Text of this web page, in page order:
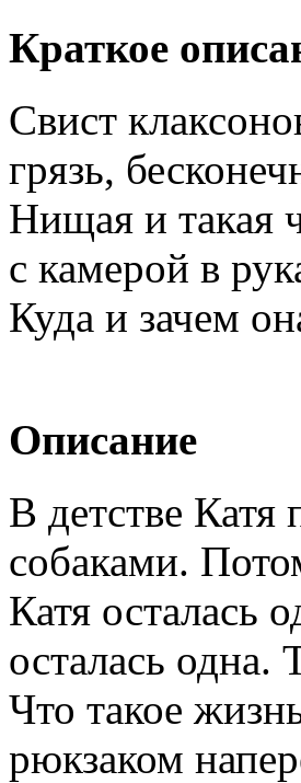
Краткое
Свист
грязь,
Нищая и такая
с камерой в
Куда и зачем
Описание
В детстве
собаками.
Катя осталась
осталась одна.
Что такое
рюкзаком